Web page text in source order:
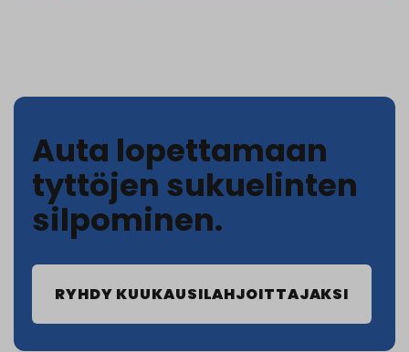
Auta lopettamaan
tyttöjen sukuelinten
silpominen.
RYHDY KUUKAUSILAHJOITTAJAKSI